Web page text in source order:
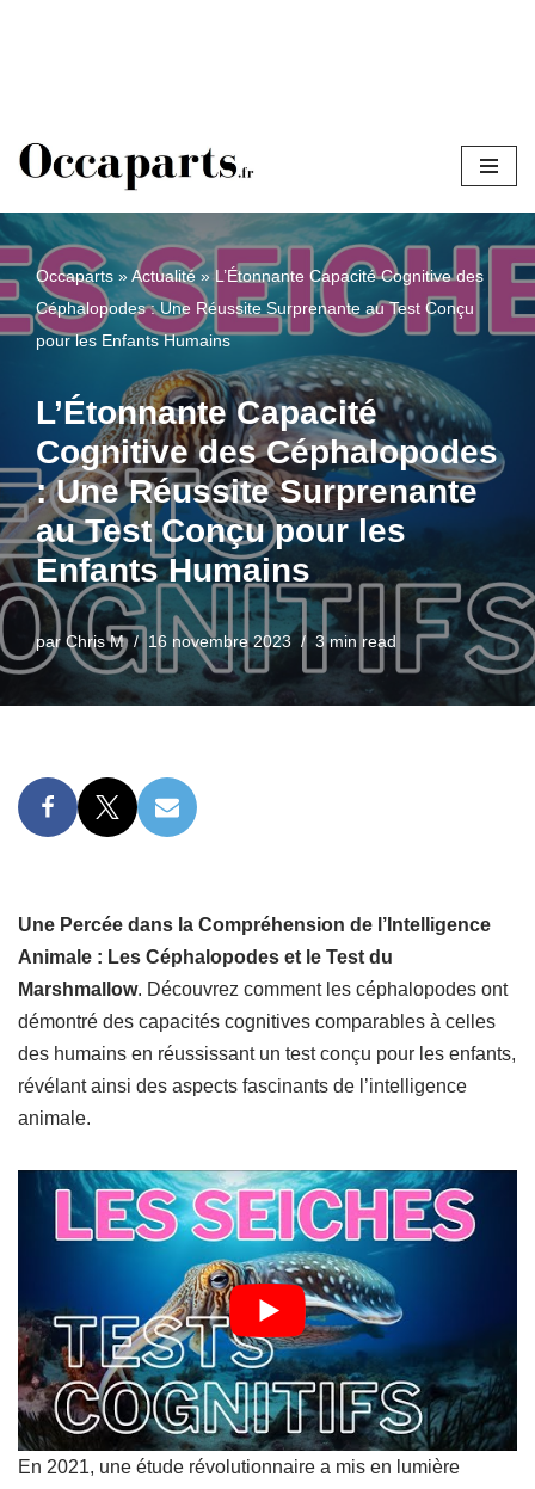
au
contenu
Occaparts »Actualité»L’Étonnante Capacité Cognitive des
Céphalopodes : Une Réussite Surprenante au Test Conçu
pour les Enfants Humains
L’Étonnante Capacité
Cognitive des Céphalopodes
: Une Réussite Surprenante
au Test Conçu pour les
Enfants Humains
par Chris M 16 novembre 2023 3 min read
Une Percée dans la Compréhension de l’Intelligence
Animale : Les Céphalopodes et le Test du
Marshmallow. Découvrez comment les céphalopodes ont
démontré des capacités cognitives comparables à celles
des humains en réussissant un test conçu pour les enfants,
révélant ainsi des aspects fascinants de l’intelligence
animale.
En 2021, une étude révolutionnaire a mis en lumière